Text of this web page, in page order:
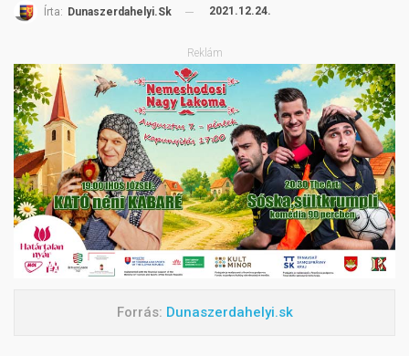
Írta: Dunaszerdahelyi.sk 2021.12.24.
Reklám
Forrás: Dunaszerdahelyi.sk